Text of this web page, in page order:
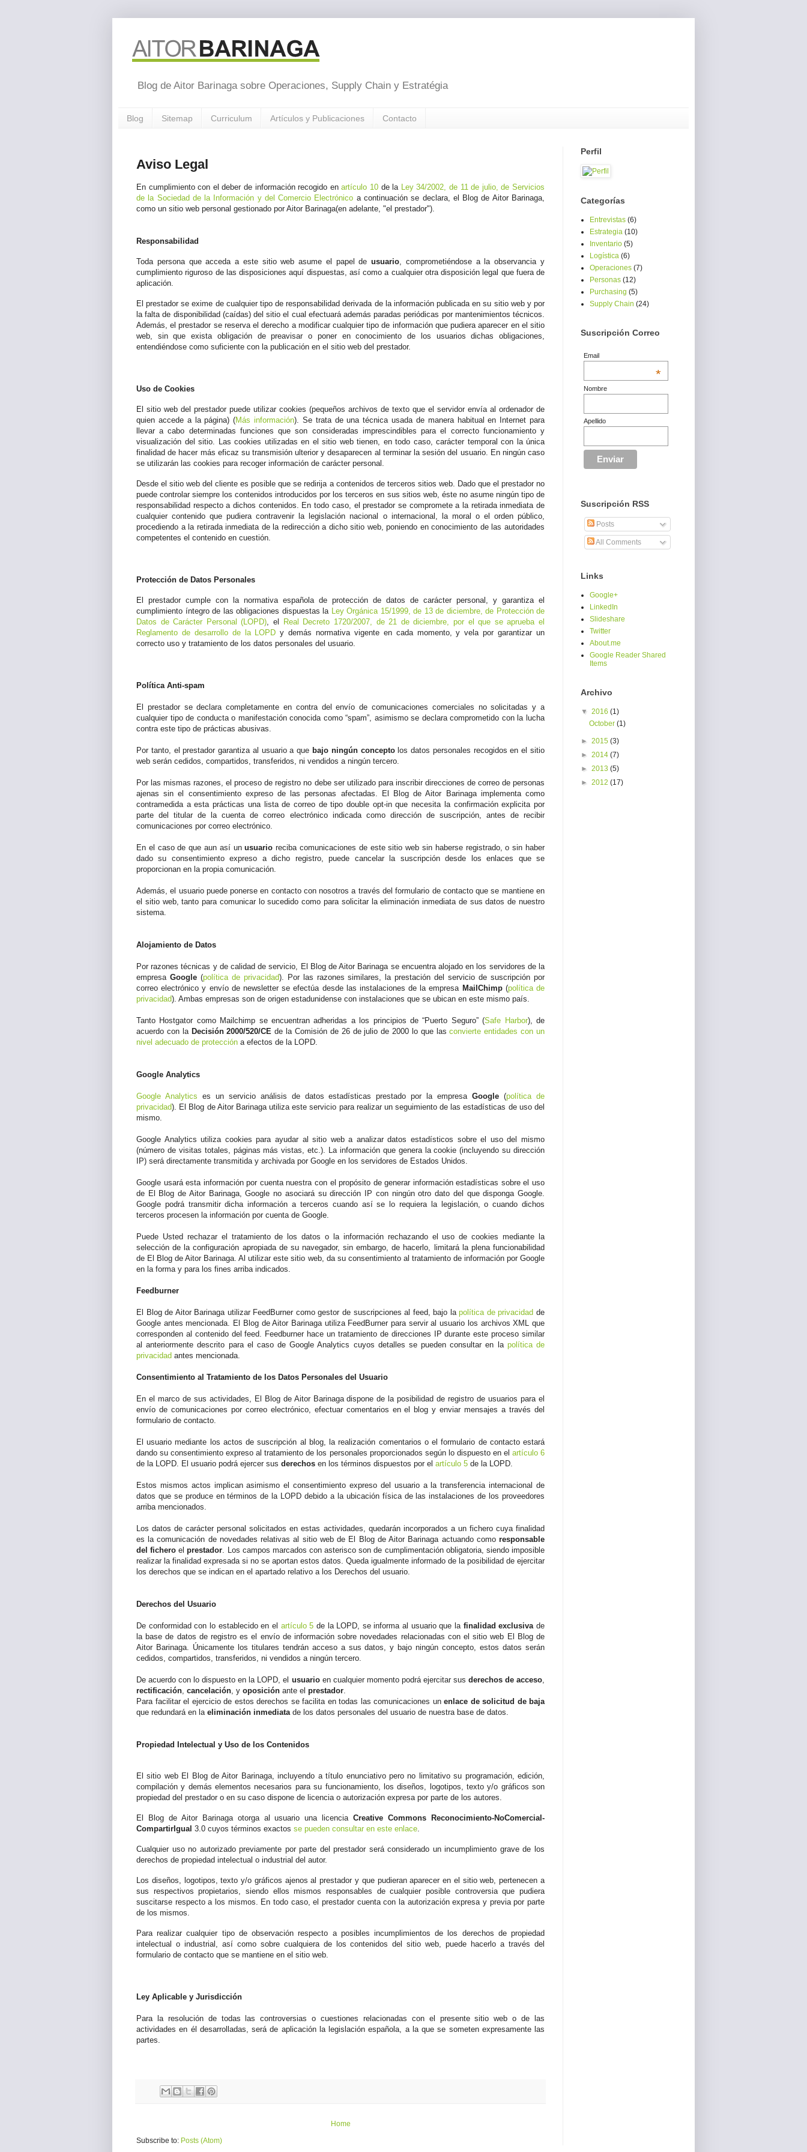
Blog de Aitor Barinaga sobre Operaciones, Supply Chain y Estratégia
Blog Sitemap Curriculum Artículos y Publicaciones Contacto
Aviso Legal
En cumplimiento con el deber de información recogido enartículo 10 de la
Ley 34/2002, de 11 de julio, de Servicios
de la Sociedad de la Información y del Comercio Electrónico a continuación se declara, el Blog de Aitor Barinaga,
como un sitio web personal gestionado por Aitor Barinaga(en adelante, "el prestador").
Responsabilidad
Toda persona que acceda a este sitio web asume el papel deusuario , comprometiéndose a la observancia y
cumplimiento riguroso de las disposiciones aquí dispuestas, así como a cualquier otra disposición legal que fuera de
aplicación.
El prestador se exime de cualquier tipo de responsabilidad derivada de la información publicada en su sitio web y por
la falta de disponibilidad (caídas) del sitio el cual efectuará además paradas periódicas por mantenimientos técnicos.
Además, el prestador se reserva el derecho a modificar cualquier tipo de información que pudiera aparecer en el sitio
web, sin que exista obligación de preavisar o poner en conocimiento de los usuarios dichas obligaciones,
entendiéndose como suficiente con la publicación en el sitio web del prestador.
Uso de Cookies
El sitio web del prestador puede utilizar cookies (pequeños archivos de texto que el servidor envía al ordenador de
quien accede a la página) (Más información). Se trata de una técnica usada de manera habitual en Internet para
llevar a cabo determinadas funciones que son consideradas imprescindibles para el correcto funcionamiento y
visualización del sitio. Las cookies utilizadas en el sitio web tienen, en todo caso, carácter temporal con la única
finalidad de hacer más eficaz su transmisión ulterior y desaparecen al terminar la sesión del usuario. En ningún caso
se utilizarán las cookies para recoger información de carácter personal.
Desde el sitio web del cliente es posible que se redirija a contenidos de terceros sitios web. Dado que el prestador no
puede controlar siempre los contenidos introducidos por los terceros en sus sitios web, éste no asume ningún tipo de
responsabilidad respecto a dichos contenidos. En todo caso, el prestador se compromete a la retirada inmediata de
cualquier contenido que pudiera contravenir la legislación nacional o internacional, la moral o el orden público,
procediendo a la retirada inmediata de la redirección a dicho sitio web, poniendo en conocimiento de las autoridades
competentes el contenido en cuestión.
Protección de Datos Personales
El prestador cumple con la normativa española de protección de datos de carácter personal, y garantiza el
cumplimiento íntegro de las obligaciones dispuestas la
Ley Orgánica 15/1999, de 13 de diciembre, de Protección de
Datos de Carácter Personal (LOPD) , el
Real Decreto 1720/2007, de 21 de diciembre, por el que se aprueba el
Reglamento de desarrollo de la LOPD y demás normativa vigente en cada momento, y vela por garantizar un
correcto uso y tratamiento de los datos personales del usuario.
Política Anti-spam
El prestador se declara completamente en contra del envío de comunicaciones comerciales no solicitadas y a
cualquier tipo de conducta o manifestación conocida como “spam”, asimismo se declara comprometido con la lucha
contra este tipo de prácticas abusivas.
Por tanto, el prestador garantiza al usuario a que bajo ningún conceptolos datos personales recogidos en el sitio
web serán cedidos, compartidos, transferidos, ni vendidos a ningún tercero.
Por las mismas razones, el proceso de registro no debe ser utilizado para inscribir direcciones de correo de personas
ajenas sin el consentimiento expreso de las personas afectadas. El Blog de Aitor Barinaga implementa como
contramedida a esta prácticas una lista de correo de tipo double opt-in que necesita la confirmación explicita por
parte del titular de la cuenta de correo electrónico indicada como dirección de suscripción, antes de recibir
comunicaciones por correo electrónico.
En el caso de que aun así unusuario reciba comunicaciones de este sitio web sin haberse registrado, o sin haber
dado su consentimiento expreso a dicho registro, puede cancelar la suscripción desde los enlaces que se
proporcionan en la propia comunicación.
Además, el usuario puede ponerse en contacto con nosotros a través del formulario de contacto que se mantiene en
el sitio web, tanto para comunicar lo sucedido como para solicitar la eliminación inmediata de sus datos de nuestro
sistema.
Alojamiento de Datos
Por razones técnicas y de calidad de servicio, El Blog de Aitor Barinaga se encuentra alojado en los servidores de la
empresa Google(política de privacidad). Por las razones similares, la prestación del servicio de suscripción por
correo electrónico y envío de newsletter se efectúa desde las instalaciones de la empresa MailChimp(política de
privacidad). Ambas empresas son de origen estadunidense con instalaciones que se ubican en este mismo país.
Tanto Hostgator como Mailchimp se encuentran adheridas a los principios de “Puerto Seguro” (Safe Harbor), de
acuerdo con la Decisión 2000/520/CE de la Comisión de 26 de julio de 2000 lo que lasconvierte entidades con un
nivel adecuado de protección a efectos de la LOPD.
Google Analytics
Google Analytics es un servicio análisis de datos estadísticas prestado por la empresaGoogle (política de
privacidad). El Blog de Aitor Barinaga utiliza este servicio para realizar un seguimiento de las estadísticas de uso del
mismo.
Google Analytics utiliza cookies para ayudar al sitio web a analizar datos estadísticos sobre el uso del mismo
(número de visitas totales, páginas más vistas, etc.). La información que genera la cookie (incluyendo su dirección
IP) será directamente transmitida y archivada por Google en los servidores de Estados Unidos.
Google usará esta información por cuenta nuestra con el propósito de generar información estadísticas sobre el uso
de El Blog de Aitor Barinaga, Google no asociará su dirección IP con ningún otro dato del que disponga Google.
Google podrá transmitir dicha información a terceros cuando así se lo requiera la legislación, o cuando dichos
terceros procesen la información por cuenta de Google.
Puede Usted rechazar el tratamiento de los datos o la información rechazando el uso de cookies mediante la
selección de la configuración apropiada de su navegador, sin embargo, de hacerlo, limitará la plena funcionabilidad
de El Blog de Aitor Barinaga. Al utilizar este sitio web, da su consentimiento al tratamiento de información por Google
en la forma y para los fines arriba indicados.
Feedburner
El Blog de Aitor Barinaga utilizar FeedBurner como gestor de suscripciones al feed, bajo lapolítica de privacidad de
Google antes mencionada. El Blog de Aitor Barinaga utiliza FeedBurner para servir al usuario los archivos XML que
corresponden al contenido del feed. Feedburner hace un tratamiento de direcciones IP durante este proceso similar
al anteriormente descrito para el caso de Google Analytics cuyos detalles se pueden consultar en la política de
privacidad antes mencionada.
Consentimiento al Tratamiento de los Datos Personales del Usuario
En el marco de sus actividades, El Blog de Aitor Barinaga dispone de la posibilidad de registro de usuarios para el
envío de comunicaciones por correo electrónico, efectuar comentarios en el blog y enviar mensajes a través del
formulario de contacto.
El usuario mediante los actos de suscripción al blog, la realización comentarios o el formulario de contacto estará
dando su consentimiento expreso al tratamiento de los personales proporcionados según lo dispuesto en el artículo 6
de la LOPD. El usuario podrá ejercer sus derechos en los términos dispuestos por el artículo 5 de la LOPD.
Estos mismos actos implican asimismo el consentimiento expreso del usuario a la transferencia internacional de
datos que se produce en términos de la LOPD debido a la ubicación física de las instalaciones de los proveedores
arriba mencionados.
Los datos de carácter personal solicitados en estas actividades, quedarán incorporados a un fichero cuya finalidad
es la comunicación de novedades relativas al sitio web de El Blog de Aitor Barinaga actuando como responsable
del fichero elprestador . Los campos marcados con asterisco son de cumplimentación obligatoria, siendo imposible
realizar la finalidad expresada si no se aportan estos datos. Queda igualmente informado de la posibilidad de ejercitar
los derechos que se indican en el apartado relativo a los Derechos del usuario.
Derechos del Usuario
De conformidad con lo establecido en el artículo 5 de la LOPD, se informa al usuario que la finalidad exclusiva de
la base de datos de registro es el envío de información sobre novedades relacionadas con el sitio web El Blog de
Aitor Barinaga. Únicamente los titulares tendrán acceso a sus datos, y bajo ningún concepto, estos datos serán
cedidos, compartidos, transferidos, ni vendidos a ningún tercero.
De acuerdo con lo dispuesto en la LOPD, el usuarioen cualquier momento podrá ejercitar sus derechos de acceso
rectificación cancelación , y oposición ante el prestador
Para facilitar el ejercicio de estos derechos se facilita en todas las comunicaciones un enlace de solicitud de baja
que redundará en la eliminación inmediata de los datos personales del usuario de nuestra base de datos.
Propiedad Intelectual y Uso de los Contenidos
El sitio web El Blog de Aitor Barinaga, incluyendo a título enunciativo pero no limitativo su programación, edición,
compilación y demás elementos necesarios para su funcionamiento, los diseños, logotipos, texto y/o gráficos son
propiedad del prestador o en su caso dispone de licencia o autorización expresa por parte de los autores.
El Blog de Aitor Barinaga otorga al usuario una licenciaCreative Commons Reconocimiento-NoComercial-
CompartirIgual 3.0 cuyos términos exactos se pueden consultar en este enlace
Cualquier uso no autorizado previamente por parte del prestador será considerado un incumplimiento grave de los
derechos de propiedad intelectual o industrial del autor.
Los diseños, logotipos, texto y/o gráficos ajenos al prestador y que pudieran aparecer en el sitio web, pertenecen a
sus respectivos propietarios, siendo ellos mismos responsables de cualquier posible controversia que pudiera
suscitarse respecto a los mismos. En todo caso, el prestador cuenta con la autorización expresa y previa por parte
de los mismos.
Para realizar cualquier tipo de observación respecto a posibles incumplimientos de los derechos de propiedad
intelectual o industrial, así como sobre cualquiera de los contenidos del sitio web, puede hacerlo a través del
formulario de contacto que se mantiene en el sitio web.
Ley Aplicable y Jurisdicción
Para la resolución de todas las controversias o cuestiones relacionadas con el presente sitio web o de las
actividades en él desarrolladas, será de aplicación la legislación española, a la que se someten expresamente las
partes.
Home
Subscribe to: Posts (Atom)
Perfil
Categorías
Entrevistas (6)
Estrategia (10)
Inventario (5)
Logística (6)
Operaciones (7)
Personas (12)
Purchasing (5)
Supply Chain (24)
Suscripción Correo
Email
*
Nombre
Apellido
Suscripción RSS
Posts
All Comments
Links
Google+
LinkedIn
Slideshare
Twitter
About.me
Google Reader Shared
Items
Archivo
▼ 2016 (1)
October(1)
► 2015 (3)
► 2014 (7)
► 2013 (5)
► 2012 (17)